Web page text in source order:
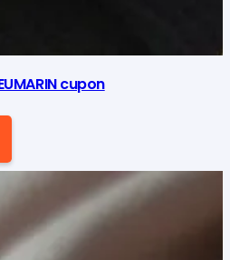
cupon
lei.